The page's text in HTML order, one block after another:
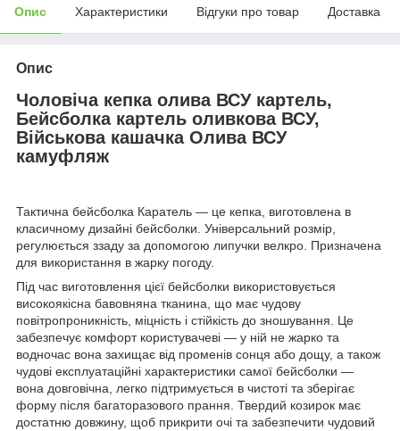
Опис Характеристики Відгуки про товар Доставка
Опис
Чоловіча кепка олива ВСУ картель,
Бейсболка картель оливкова ВСУ,
Військова кашачка Олива ВСУ
камуфляж
Тактична бейсболка Каратель — це кепка, виготовлена в
класичному дизайні бейсболки. Універсальний розмір,
регулюється ззаду за допомогою липучки велкро. Призначена
для використання в жарку погоду.
Під час виготовлення цієї бейсболки використовується
високоякісна бавовняна тканина, що має чудову
повітропроникність, міцність і стійкість до зношування. Це
забезпечує комфорт користувачеві — у ній не жарко та
водночас вона захищає від променів сонця або дощу, а також
чудові експлуатаційні характеристики самої бейсболки —
вона довговічна, легко підтримується в чистоті та зберігає
форму після багаторазового прання. Твердий козирок має
достатню довжину, щоб прикрити очі та забезпечити чудовий